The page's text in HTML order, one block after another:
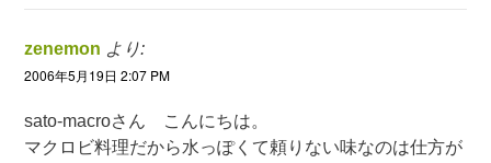
zenemon より:
2006年5月19日 2:07 PM
sato-macroさん こんにちは。
マクロビ料理だから水っぽくて頼りない味なのは仕方が